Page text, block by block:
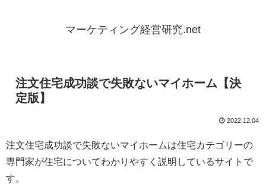
マーケティング経営研究.net
注文住宅成功談で失敗ないマイホーム【決
定版】
2022.12.04
注文住宅成功談で失敗ないマイホームは住宅カテゴリーの
専門家が住宅についてわかりやすく説明しているサイトで
す。